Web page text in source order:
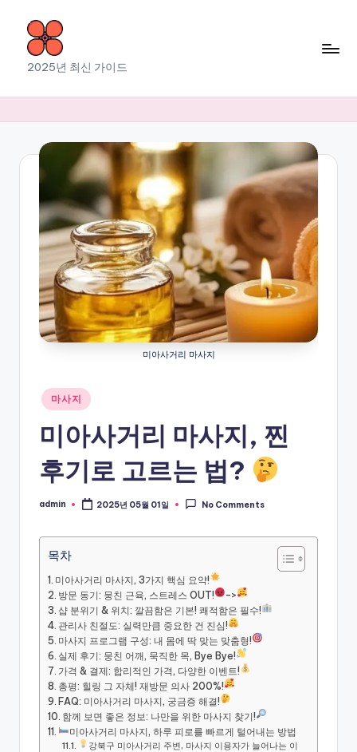
content
소
라
출
장
마
사
지
2025년 최신 가이드
미아사거리 마사지
Posted
in
마사지
미아사거리 마사지, 찐
후기로 고르는 법?
Posted
admin 2025년 05월 01일 No Comments
목차
미아사거리 마사지, 3가지 핵심 요약!
방문 동기: 뭉친 근육, 스트레스 OUT!
->
샵 분위기 & 위치: 깔끔함은 기본! 쾌적함은 필수!
관리사 친절도: 실력만큼 중요한 건 진심!
마사지 프로그램 구성: 내 몸에 딱 맞는 맞춤형!
실제 후기: 뭉친 어깨, 묵직한 목, Bye Bye!
가격 & 결제: 합리적인 가격, 다양한 이벤트!
총평: 힐링 그 자체! 재방문 의사 200%!
FAQ: 미아사거리 마사지, 궁금증 해결!
함께 보면 좋은 정보: 나만을 위한 마사지 찾기!
미아사거리 마사지, 하루 피로를 빠르게 털어내는 방법
강북구 미아사거리 주변, 마사지 이용자가 늘어나는 이